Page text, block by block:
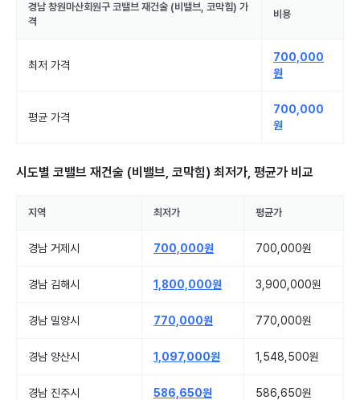
경남 창원마산회원구 코밸브 재건술 (비밸브, 코막힘) 가
격
비용
최저 가격
700,000
원
평균 가격
700,000
원
시도별 코밸브 재건술 (비밸브, 코막힘) 최저가, 평균가 비교
지역 최저가 평균가
경남 거제시 700,000원 700,000원
경남 김해시 1,800,000원 3,900,000원
경남 밀양시 770,000원 770,000원
경남 양산시 1,097,000원 1,548,500원
경남 진주시 586,650원 586,650원